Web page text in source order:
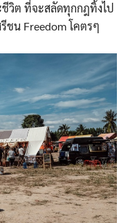
วิต ที่จะสลัดทุกกฎทิ้งไป
ชน Freedom โคตรๆ